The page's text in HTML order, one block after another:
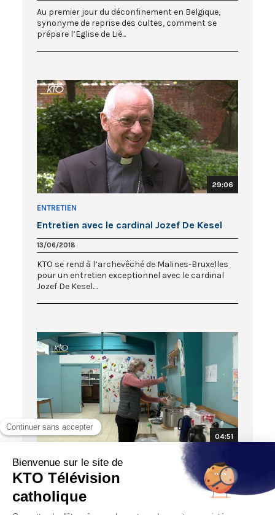
Au premier jour du déconfinement en Belgique,
synonyme de reprise des cultes, comment se
prépare l’Eglise de Liè...
29:06
ENTRETIEN
Entretien avec le cardinal Jozef De Kesel
13/06/2018
KTO se rend à l’archevêché de Malines-Bruxelles
pour un entretien exceptionnel avec le cardinal
Jozef De Kesel....
04:51
FOCUS
Belgique : une Eglise au service de son